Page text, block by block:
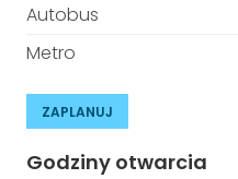
Autobus
Metro
ZAPLANUJ
Godziny otwarcia